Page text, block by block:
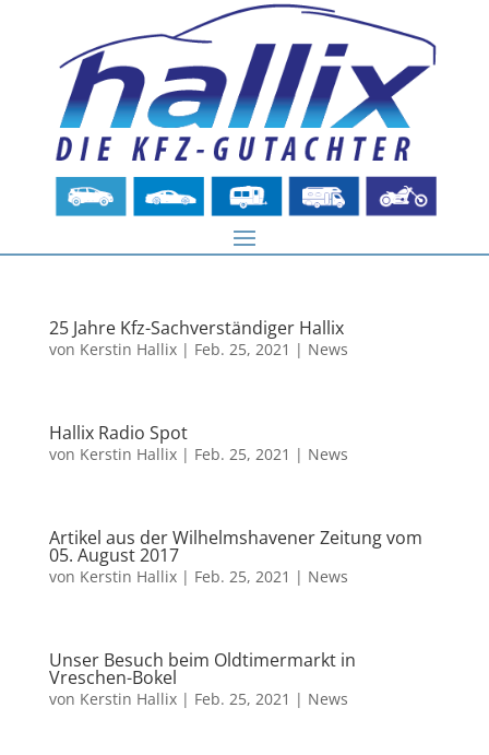
25 Jahre Kfz-Sachverständiger Hallix
von Kerstin Hallix| Feb. 25, 2021 | News
Hallix Radio Spot
von Kerstin Hallix| Feb. 25, 2021 | News
Artikel aus der Wilhelmshavener Zeitung vom
05. August 2017
von Kerstin Hallix| Feb. 25, 2021 | News
Unser Besuch beim Oldtimermarkt in
Vreschen-Bokel
von Kerstin Hallix| Feb. 25, 2021 | News